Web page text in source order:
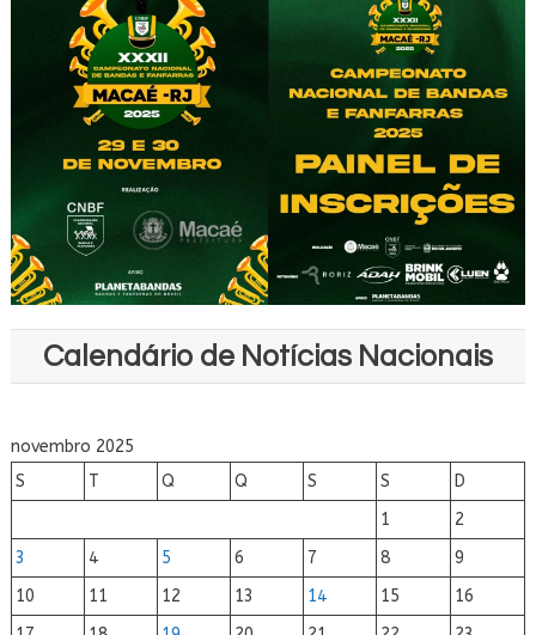
Calendário de Notícias Nacionais
novembro 2025
S
T Q Q S S
D
1
2
3
4 5 6 7 8
9
10
11 12 13 14 15
16